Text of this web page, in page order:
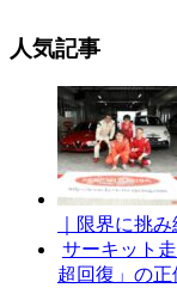
人気記事
｜限界に挑
サーキット
超回復」の正